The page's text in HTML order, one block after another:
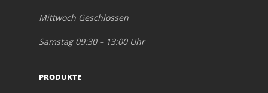
Mittwoch Geschlossen
Samstag 09:30 – 13:00 Uhr
PRODUKTE